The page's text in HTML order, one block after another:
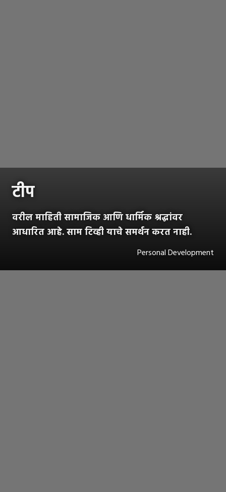
टीप
वरील माहिती सामाजिक आणि धार्मिक श्रद्धांवर
आधारित आहे. साम टिव्ही याचे समर्थन करत नाही.
Personal Development